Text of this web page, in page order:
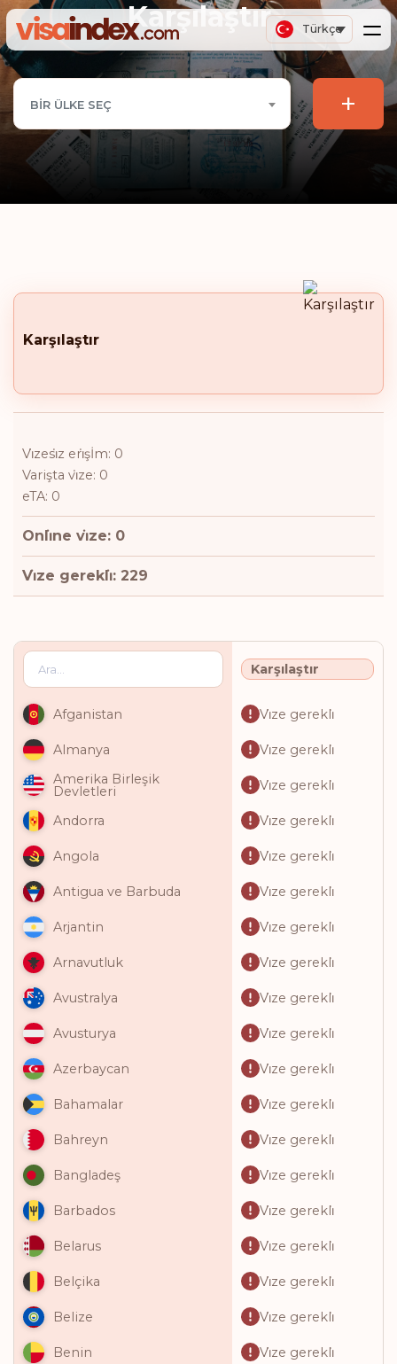
Türkçe
Karşılaştır
BIR ÜLKE SEÇ +
Karşılaştır
Vi̇zesi̇z eri̇şİm: 0
Varişta vi̇ze: 0
eTA: 0
Onli̇ne vi̇ze: 0
Vi̇ze gerekli̇: 229
Karşılaştır
Afganistan Vi̇ze gerekli̇
Almanya
Vi̇ze gerekli̇
Amerika Birleşik
Devletleri Vi̇ze gerekli̇
Andorra Vi̇ze gerekli̇
Angola Vi̇ze gerekli̇
Antigua ve Barbuda Vi̇ze gerekli̇
Arjantin Vi̇ze gerekli̇
Arnavutluk Vi̇ze gerekli̇
Avustralya Vi̇ze gerekli̇
Avusturya Vi̇ze gerekli̇
Azerbaycan Vi̇ze gerekli̇
Bahamalar Vi̇ze gerekli̇
Bahreyn Vi̇ze gerekli̇
Bangladeş Vi̇ze gerekli̇
Barbados Vi̇ze gerekli̇
Belarus Vi̇ze gerekli̇
Belçika Vi̇ze gerekli̇
Belize Vi̇ze gerekli̇
Benin Vi̇ze gerekli̇